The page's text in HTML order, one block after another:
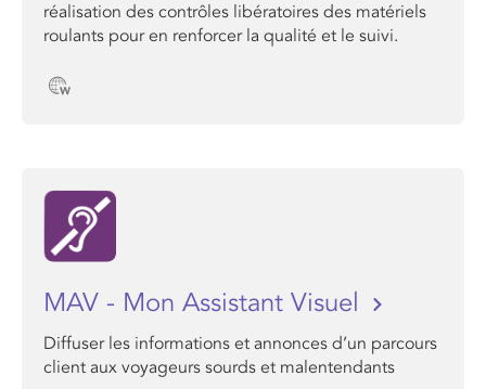
réalisation des contrôles libératoires des matériels
roulants pour en renforcer la qualité et le suivi.
MAV - Mon Assistant Visuel
Diffuser les informations et annonces d’un parcours
client aux voyageurs sourds et malentendants